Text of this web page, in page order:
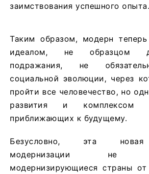
заимствования успешного опыта.
Таким образом, модерн
идеалом, не образцом
подражания, не
социальной эволюции, через
пройти все человечество, но
развития и комплексом
приближающих к будущему.
Безусловно, эта новая
модернизации не
модернизирующиеся страны